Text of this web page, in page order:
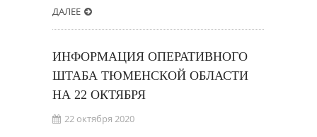
ДАЛЕЕ
ИНФОРМАЦИЯ ОПЕРАТИВНОГО
ШТАБА ТЮМЕНСКОЙ ОБЛАСТИ
НА 22 ОКТЯБРЯ
22 октября 2020